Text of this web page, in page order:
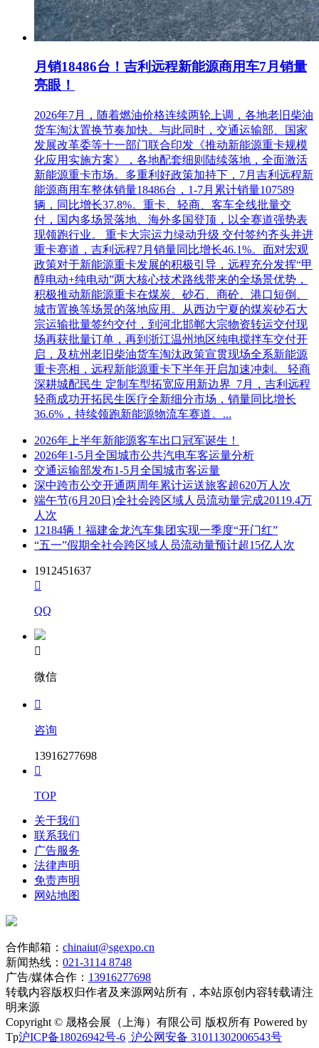
月销18486台！吉利远程新能源商用车7月销量
亮眼！
2026年7月，随着燃油价格连续两轮上调，各地老旧柴油
货车淘汰置换节奏加快。与此同时，交通运输部、国家
发展改革委等十一部门联合印发《推动新能源重卡规模
化应用实施方案》，各地配套细则陆续落地，全面激活
新能源重卡市场。多重利好政策加持下，7月吉利远程新
能源商用车整体销量18486台，1-7月累计销量107589
辆，同比增长37.8%。重卡、轻商、客车全线批量交
付，国内多场景落地、海外多国登顶，以全赛道强势表
现领跑行业。 重卡大宗运力绿动升级 交付签约齐头并进
重卡赛道，吉利远程7月销量同比增长46.1%。面对宏观
政策对于新能源重卡发展的积极引导，远程充分发挥“甲
醇电动+纯电动”两大核心技术路线带来的全场景优势，
积极推动新能源重卡在煤炭、砂石、商砼、港口短倒、
城市置换等场景的落地应用。从西边宁夏的煤炭砂石大
宗运输批量签约交付，到河北邯郸大宗物资转运交付现
场再获批量订单，再到浙江温州地区纯电搅拌车交付开
启，及杭州老旧柴油货车淘汰政策宣贯现场全系新能源
重卡亮相，远程新能源重卡下半年开启加速冲刺。 轻商
深耕城配民生 定制车型拓宽应用新边界 7月，吉利远程
轻商成功开拓民生医疗全新细分市场，销量同比增长
36.6%，持续领跑新能源物流车赛道。...
2026年上半年新能源客车出口冠军诞生！
2026年1-5月全国城市公共汽电车客运量分析
交通运输部发布1-5月全国城市客运量
深中跨市公交开通两周年累计运送旅客超620万人次
端午节(6月20日)全社会跨区域人员流动量完成20119.4万
人次
12184辆！福建金龙汽车集团实现一季度“开门红”
“五一”假期全社会跨区域人员流动量预计超15亿人次
1912451637

QQ

微信

咨询
13916277698

TOP
关于我们
联系我们
广告服务
法律声明
免责声明
网站地图
合作邮箱： chinaiut@sgexpo.cn
新闻热线： 021-3114 8748
广告/媒体合作： 13916277698
转载内容版权归作者及来源网站所有，本站原创内容转载请注
明来源
Copyright © 晟格会展（上海）有限公司 版权所有 Powered by
Tp沪ICP备18026942号-6 沪公网安备 31011302006543号